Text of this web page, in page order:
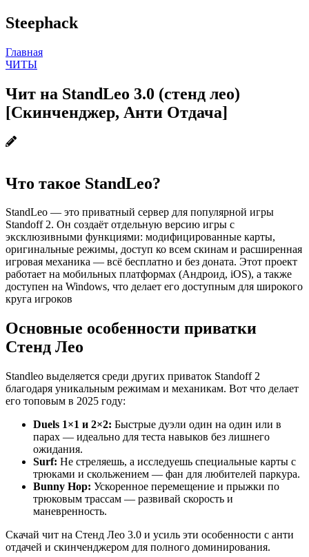
Steephack
Главная
ЧИТЫ
Чит на StandLeo 3.0 (стенд лео)
[Скинченджер, Анти Отдача]
Что такое StandLeo?
StandLeo — это приватный сервер для популярной игры
Standoff 2. Он создаёт отдельную версию игры с
эксклюзивными функциями: модифицированные карты,
оригинальные режимы, доступ ко всем скинам и расширенная
игровая механика — всё бесплатно и без доната. Этот проект
работает на мобильных платформах (Андроид, iOS), а также
доступен на Windows, что делает его доступным для широкого
круга игроков
Основные особенности приватки
Стенд Лео
Standleo выделяется среди других приваток Standoff 2
благодаря уникальным режимам и механикам. Вот что делает
его топовым в 2025 году:
Duels 1×1 и 2×2: Быстрые дуэли один на один или в
парах — идеально для теста навыков без лишнего
ожидания.
Surf: Не стреляешь, а исследуешь специальные карты с
трюками и скольжением — фан для любителей паркура.
Bunny Hop: Ускоренное перемещение и прыжки по
трюковым трассам — развивай скорость и
маневренность.
Скачай чит на Стенд Лео 3.0 и усиль эти особенности с анти
отдачей и скинченджером для полного доминирования.